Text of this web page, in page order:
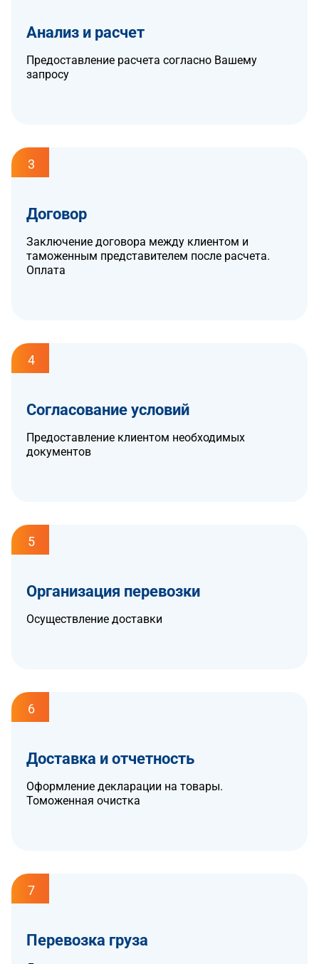
Анализ и расчет
Предоставление расчета согласно Вашему
запросу
3
Договор
Заключение договора между клиентом и
таможенным представителем после расчета.
Оплата
4
Согласование условий
Предоставление клиентом необходимых
документов
5
Организация перевозки
Осуществление доставки
6
Доставка и отчетность
Оформление декларации на товары.
Томоженная очистка
7
Перевозка груза